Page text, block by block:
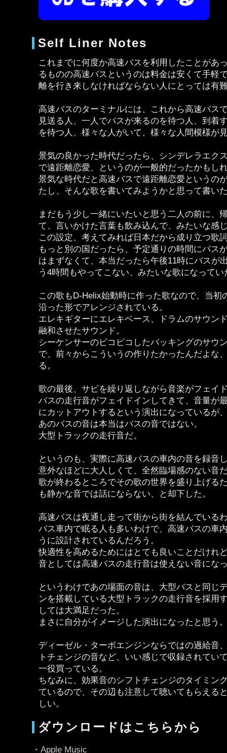
Self Liner Notes
これまでに何度か高速バスを利用したことがあ
るものの高速バスというのは料金は安くて手軽
離を行き来しなければならない人にとっては有
高速バスのターミナルには、これから高速バス
見送る人、一人でバスが来るのを待つ人、到着
を待つ人、様々な人がいて、様々な人間模様が
景気の良かった時代だったら、シンデレラエク
で遠距離恋愛、というのが一般的だったかもし
景気な時代だと高速バスで遠距離恋愛というの
たし、そんな歌を書いてみようかと思って書い
まだもう少し一緒にいたいと思う二人の前に、
て、言いかけた言葉も飲み込んで、みたいな感
この設定、考えてみれば日本だから成り立つ歌
もっと別の国だったら、予定通りの時間にバス
はまずなくて、本当だったら午後11時にバスが
う4時間もやってこない、みたいな歌になって
この歌もD-Helix始動時に作った歌なので、当初
沿った形でアレンジされている。
エレキギターにエレキベース、ドラムのサウン
融和させたサウンド。
シーケンサーのピコピコしたバッキングのサウ
で、前々からこういうの作りたかったんだよな
る。
歌の最後、サビを繰り返しながら音楽がフェイ
バスの走行音がフェイドインしてきて、音量が
にカットアウトするという演出になっているが
あのバスの音は本当はバスの音ではない。
大型トラックの走行音だ。
というのも、実際に高速バスの車内の音を録音
意外なほどに大人しくて、全然臨場感のない音
歌が終わるところでその歌の世界を盛り上げる
も静かな音では話にならない、と却下した。
高速バスは夜通し走って街から街を結んでいる
バス車内で眠る人も多いわけで、高速バスの車
うに設計されているんだろう。
快適性を高めるためにはとても良いことだけれ
音としては高速バスの走行音は使えない音にな
というわけであの場面の音は、大型バスと同じ
ンを搭載している大型トラックの走行音を採用
しては大満足だった。
まさに自分がイメージした演出になったと思う
ディーゼル・ターボエンジンならではの過給音
トチェンジの音など、いい感じで収録されてい
一役買っている。
ちなみに、効果音のシフトチェンジのタイミン
ているので、その辺も注意して聴いてもらえる
しい。
ダウンロードはこちらから
・ Apple Music